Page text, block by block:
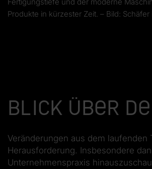
Fertigungstiefe und der moderne
Produkte in kürzester Zeit. – Bild:
Blick über
Veränderungen aus dem
Herausforderung. Insbesondere
Unternehmenspraxis